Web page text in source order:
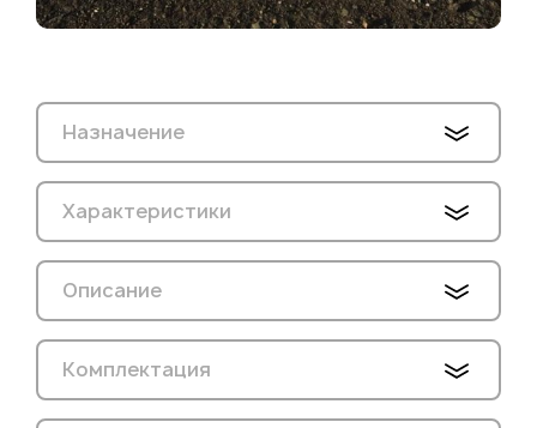
Назначение
Характеристики
Описание
Комплектация